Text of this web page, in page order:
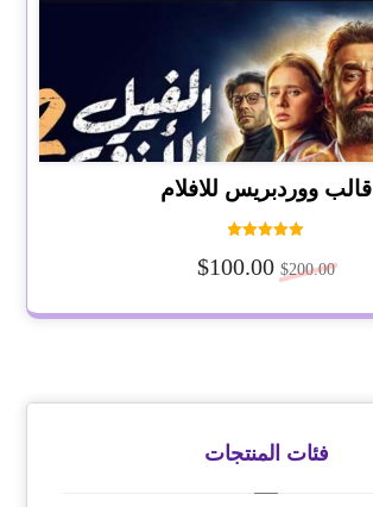
قالب ووردبريس للافلام
5.00
من 5
$200.00
$100.00
فئات المنتجات